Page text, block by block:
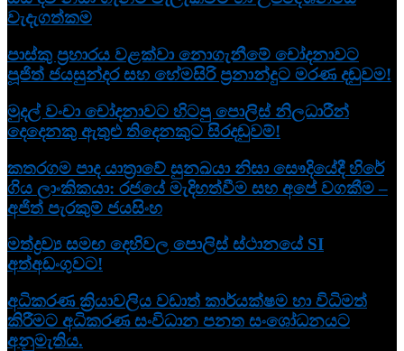
වැදැගත්කම
පාස්කු ප්‍රහාරය වළක්වා නොගැනීමේ චෝදනාවට
පූජිත් ජයසුන්දර සහ හේමසිරි ප්‍රනාන්දුට මරණ දඬුවම!
මුදල් වංචා චෝදනාවට හිටපු පොලිස් නිලධාරීන්
දෙදෙනකු ඇතුළු තිදෙනකුට සිරදඬුවම්!
කතරගම පාද යාත්‍රාවේ සුනඛයා නිසා සෞදියේදී හිරේ
ගිය ලාංකිකයා: රජයේ මැදිහත්වීම සහ අපේ වගකීම –
අජිත් පැරකුම් ජයසිංහ
මත්ද්‍රව්‍ය සමඟ දෙහිවල පොලිස් ස්ථානයේ SI
අත්අඩංගුවට!
අධිකරණ ක්‍රියාවලිය වඩාත් කාර්යක්ෂම හා විධිමත්
කිරීමට අධිකරණ සංවිධාන පනත සංශෝධනයට
අනුමැතිය.